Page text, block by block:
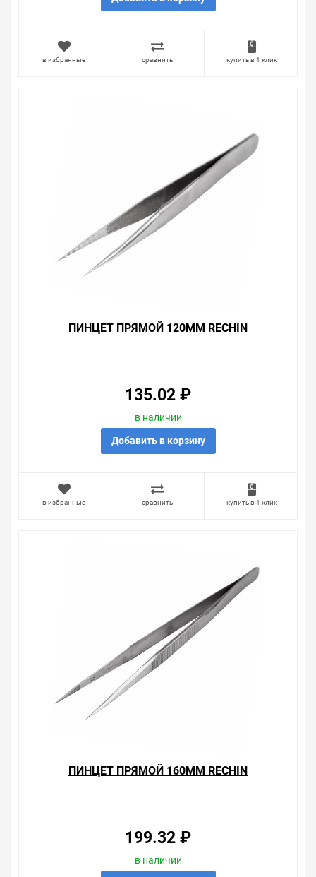
очень простые. Мы просто заменяем некачественный
Наличие Пинцет прямой 130мм rechin на складе
который вы собираетесь купить. Мы всегда рады
помочь, посоветовать, рассказать подробно о товарах
Свяжитесь с нами любым способом, который для вас
наиболее удобен. С удовольствием ответим на все
в избранные сравнить купить в 1 клик
ПИНЦЕТ ПРЯМОЙ 120ММ RECHIN
135.02 ₽
в наличии
Добавить в корзину
в избранные сравнить купить в 1 клик
ПИНЦЕТ ПРЯМОЙ 160ММ RECHIN
199.32 ₽
в наличии